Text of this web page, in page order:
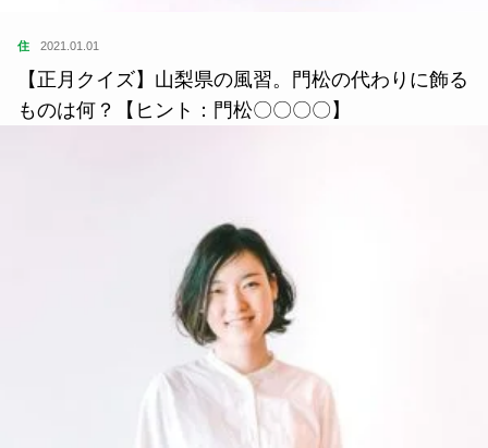
住 2021.01.01
【正月クイズ】山梨県の風習。門松の代わりに飾る
ものは何？【ヒント：門松〇〇〇〇】